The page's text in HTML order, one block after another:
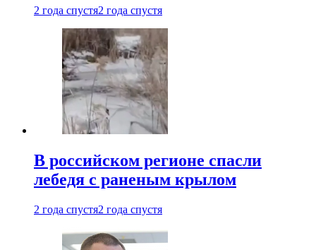
2 года спустя2 года спустя
В российском регионе спасли
лебедя с раненым крылом
2 года спустя2 года спустя